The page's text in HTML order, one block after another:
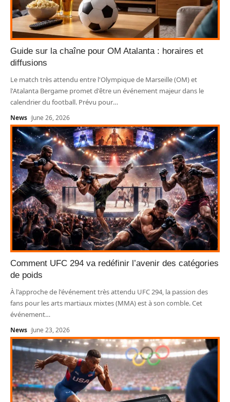
Guide sur la chaîne pour OM Atalanta : horaires et
diffusions
Le match très attendu entre l'Olympique de Marseille (OM) et
l'Atalanta Bergame promet d'être un événement majeur dans le
calendrier du football. Prévu pour…
News June 26, 2026
Comment UFC 294 va redéfinir l’avenir des catégories
de poids
À l'approche de l'événement très attendu UFC 294, la passion des
fans pour les arts martiaux mixtes (MMA) est à son comble. Cet
événement…
News June 23, 2026